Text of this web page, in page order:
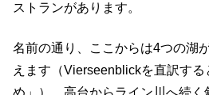
ストランがあります。
名前の通り、ここからは4つの湖
えます（Vierseenblickを直訳す
め」）。高台からライン川へ続く